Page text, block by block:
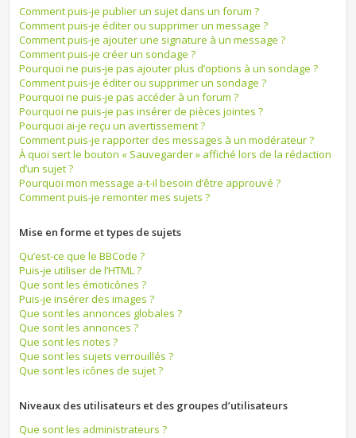
Comment puis-je publier un sujet dans un forum ?
Comment puis-je éditer ou supprimer un message ?
Comment puis-je ajouter une signature à un message ?
Comment puis-je créer un sondage ?
Pourquoi ne puis-je pas ajouter plus d’options à un sondage ?
Comment puis-je éditer ou supprimer un sondage ?
Pourquoi ne puis-je pas accéder à un forum ?
Pourquoi ne puis-je pas insérer de pièces jointes ?
Pourquoi ai-je reçu un avertissement ?
Comment puis-je rapporter des messages à un modérateur ?
À quoi sert le bouton « Sauvegarder » affiché lors de la rédaction
d’un sujet ?
Pourquoi mon message a-t-il besoin d’être approuvé ?
Comment puis-je remonter mes sujets ?
Mise en forme et types de sujets
Qu’est-ce que le BBCode ?
Puis-je utiliser de l’HTML ?
Que sont les émoticônes ?
Puis-je insérer des images ?
Que sont les annonces globales ?
Que sont les annonces ?
Que sont les notes ?
Que sont les sujets verrouillés ?
Que sont les icônes de sujet ?
Niveaux des utilisateurs et des groupes d’utilisateurs
Que sont les administrateurs ?